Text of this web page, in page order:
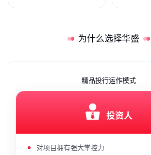
为什么选择华盛
精品投行运作模式
投资人
对项目拥有强大掌控力